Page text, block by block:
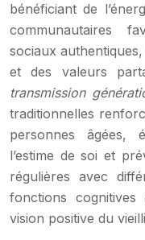
bénéficiant de
communautaires
sociaux
et des valeurs
transmission
traditionnelles
personnes âgées,
l’estime de soi et
régulières avec
fonctions
vision positive du